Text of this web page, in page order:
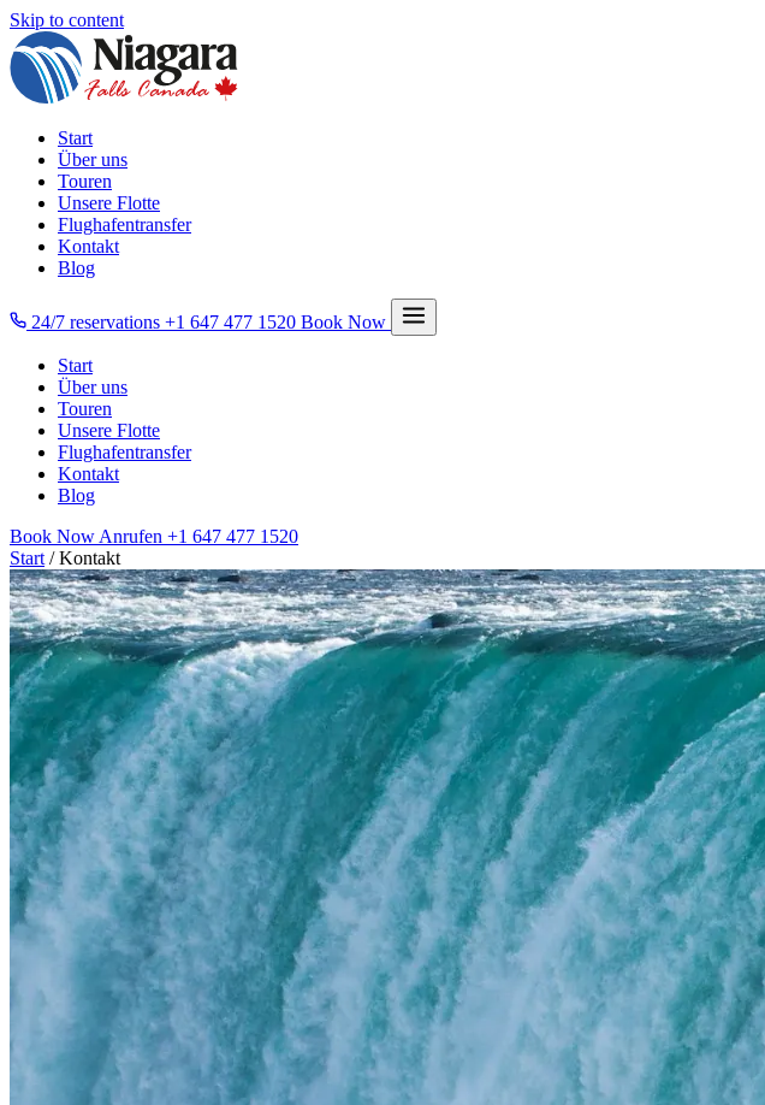
Skip to content
Start
Über uns
Touren
Unsere Flotte
Flughafentransfer
Kontakt
Blog
24/7 reservations +1 647 477 1520 Book Now
Start
Über uns
Touren
Unsere Flotte
Flughafentransfer
Kontakt
Blog
Book Now Anrufen +1 647 477 1520
Start / Kontakt